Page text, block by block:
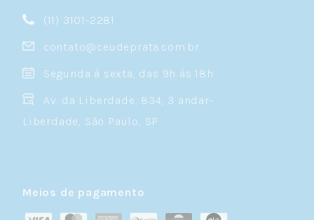
(11) 3101-2281
contato@ceudeprata.com.br
Segunda à sexta, das 9h às 18h
Av. da Liberdade, 834, 3 andar-
Liberdade, São Paulo, SP
Meios de pagamento